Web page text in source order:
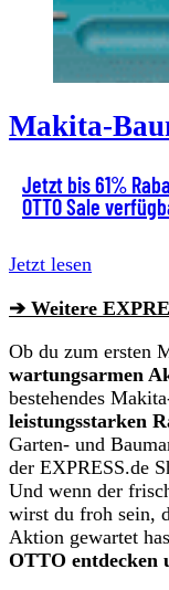
Makita-
Jetzt bis 61%
OTTO Sale
Jetzt lesen
➔ Weitere
Ob du zum ersten
wartungsarmen
bestehendes
leistungsstarken
Garten- und
der EXPRESS.de
Und wenn der
wirst du froh sein,
Aktion gewartet
OTTO entdecken